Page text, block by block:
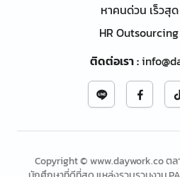
หาคนด่วน เร็วสุด
HR
ติดต่อเรา:
Copyright © www.daywork.co ตล